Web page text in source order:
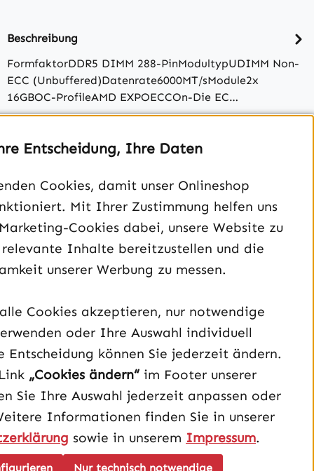
Beschreibung
FormfaktorDDR5 DIMM 288-PinModultypUDIMM Non-
ECC (Unbuffered)Datenrate6000MT/​sModule2x
16GBOC-ProfileAMD EXPOECCOn-Die EC…
Unterstützung und Beratung unter:
040 – 182 295 901
Mo-Fr, 08:00 - 16:00 Uhr
Oder über unserKontaktformular
Vertrag widerrufen
Entscheidung, Ihre Daten
Cookies, damit unser Onlineshop
Mit Ihrer Zustimmung helfen uns
Cookies dabei, unsere Website zu
relevante Inhalte bereitzustellen und die
unserer Werbung zu messen.
Cookies akzeptieren, nur notwendige
oder Ihre Auswahl individuell
Entscheidung können Sie jederzeit ändern.
„Cookies ändern“im Footer unserer
Sie Ihre Auswahl jederzeit anpassen oder
Informationen finden Sie in unserer
sowie in unserem Impressum.
Nur technisch notwendige